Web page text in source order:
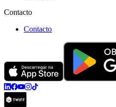
Contacto
Contacto